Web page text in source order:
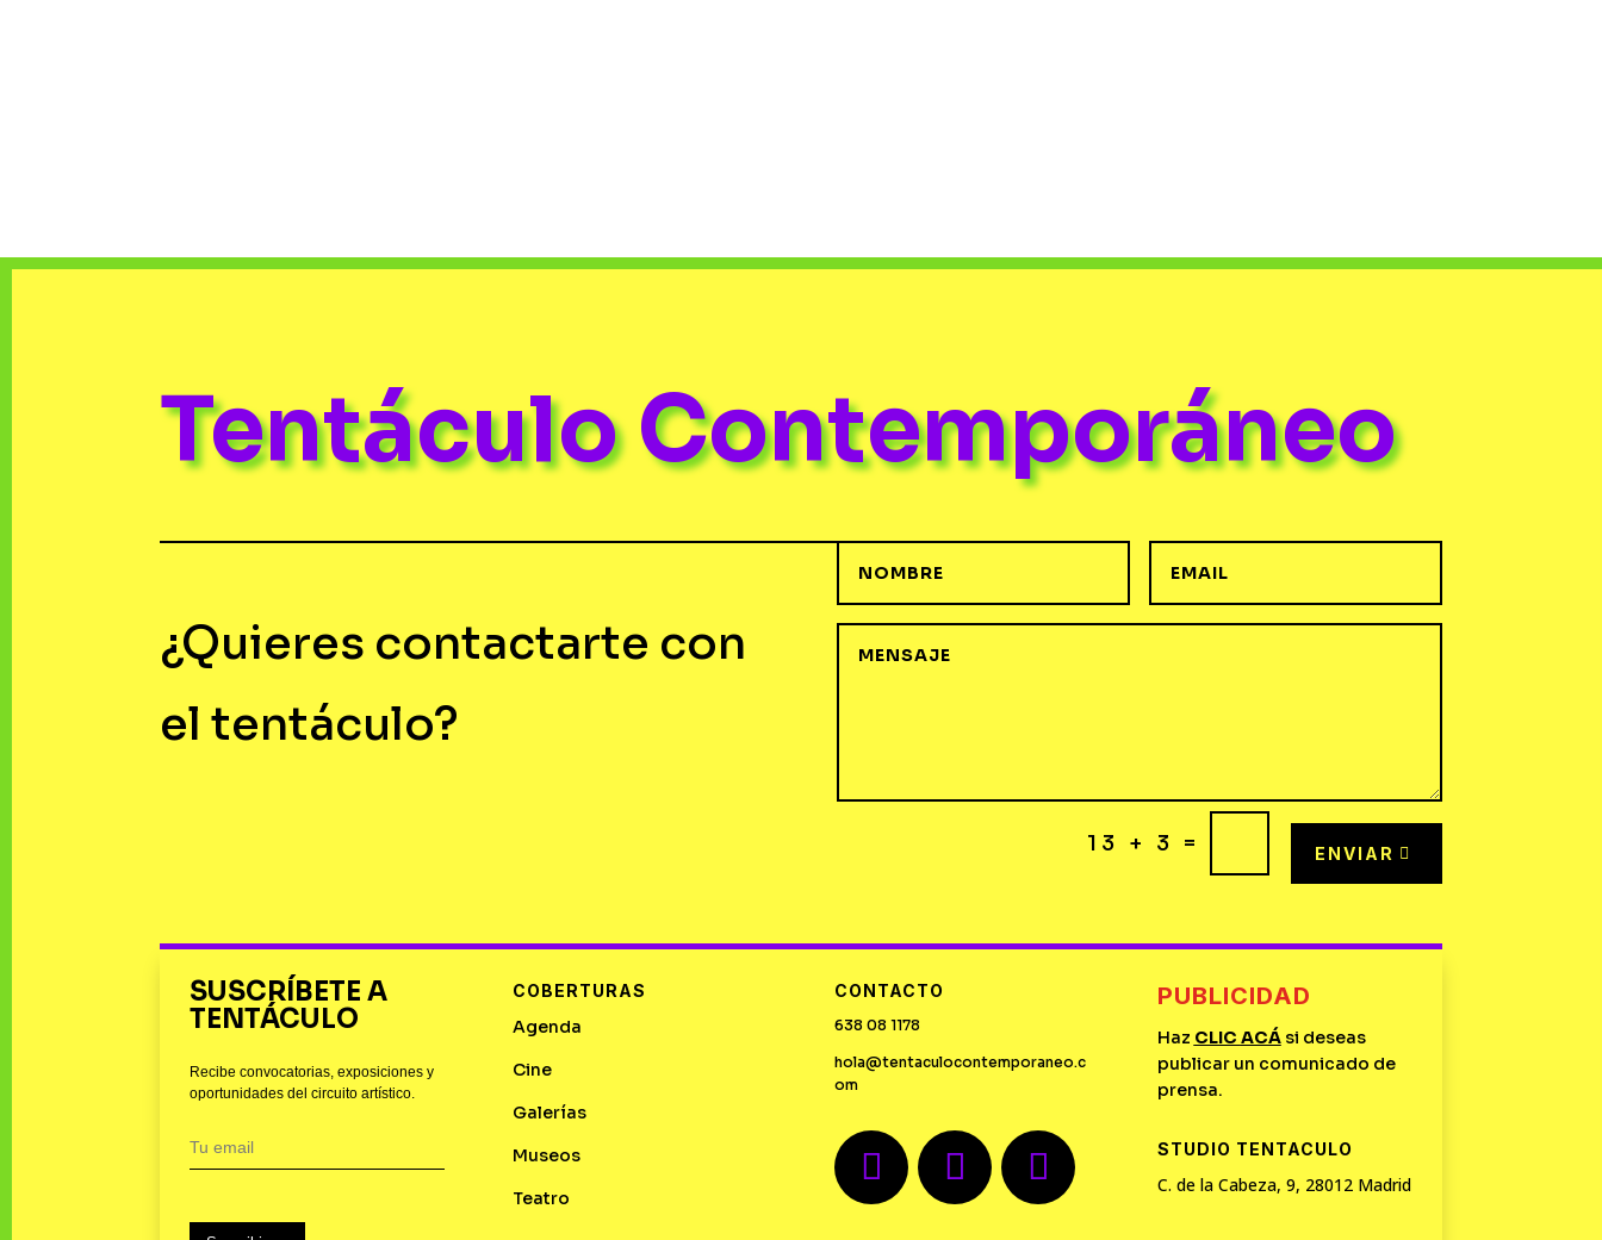
Tentáculo Contemporáneo
¿Quieres contactarte con
el tentáculo?
13 + 3 = ENVIAR
SUSCRÍBETE A
TENTÁCULO
Recibe convocatorias, exposiciones y
oportunidades del circuito artístico.
COBERTURAS
Agenda
Cine
Galerías
Museos
Teatro
CONTACTO
638 08 1178
hola@tentaculocontemporaneo.c
om
PUBLICIDAD
Haz CLIC ACÁsi deseas
publicar un comunicado de
prensa.
STUDIO TENTACULO
C. de la Cabeza, 9, 28012 Madrid